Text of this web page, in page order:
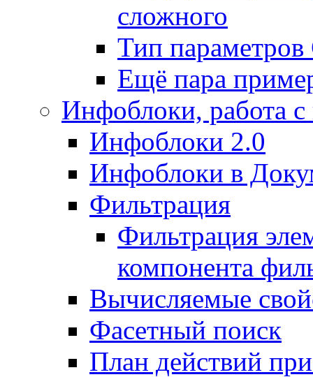
сложного
Тип
Ещё пара
Инфоблоки, работа
Инфоблоки 2.0
Инфоблоки в
Фильтрация
Фильтрация
компонента
Вычисляемые
Фасетный поиск
План действий